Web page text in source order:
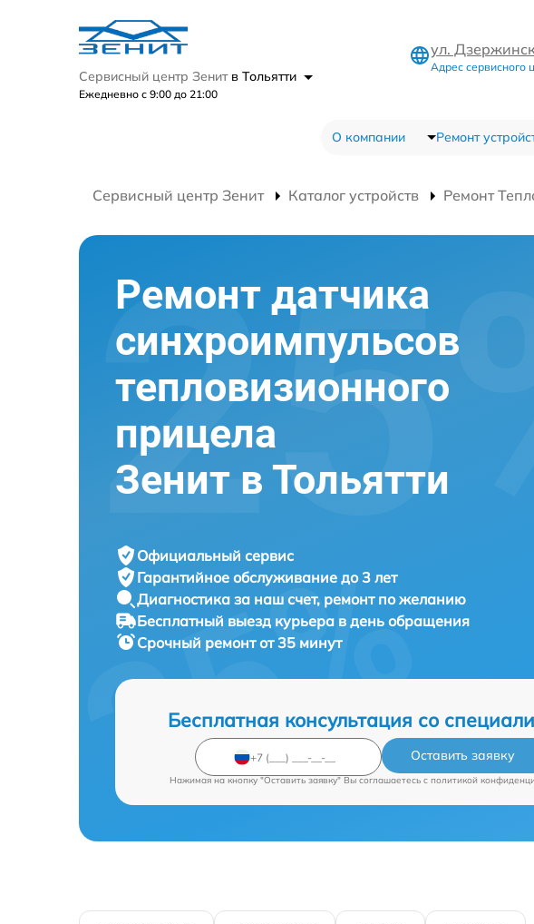
Сервисный центр Зенит в Тольятти
Ежедневно с 9:00 до 21:00
ул.
Адрес сервисного
О компании Ремонт
Сервисный центр Зенит Каталог устройств Ремонт
Ремонт датчика
синхроимпульсов
тепловизионного
прицела
Зенит в Тольятти
Официальный сервис
Гарантийное обслуживание до 3 лет
Диагностика за наш счет, ремонт по желанию
Бесплатный выезд курьера в день обращения
Срочный ремонтот 35 минут
Бесплатная консультация со
Оставить заявку
Нажимая на кнопку "Оставить заявку" Вы соглашаетесь c политикой